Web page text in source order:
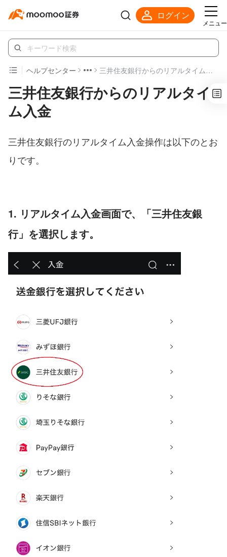
ログイン
メニュー
ヘルプセンター 三井住友銀行からのリアルタイム入金
三井住友銀行からのリアルタイ
ム入金
三井住友銀行のリアルタイム入金操作は以下のとお
りです。
1. リアルタイム入金画面で、「三井住友銀
行」を選択します。